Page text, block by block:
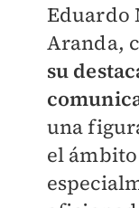
Eduardo
Aranda,
su
una
el